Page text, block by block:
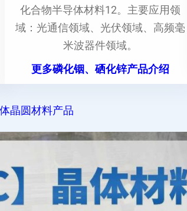
化合物半导体材料12。主要应用领
域：光通信领域、光伏领域、高频毫
米波器件领域。
更多磷化铟、硒化锌产品介绍
晶圆材料产品